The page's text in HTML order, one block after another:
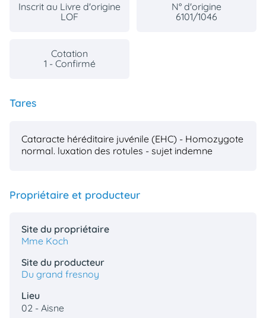
Inscrit au Livre d'origine
LOF
N° d'origine
6101/1046
Cotation
1 - Confirmé
Tares
Cataracte héréditaire juvénile (EHC) - Homozygote
normal. luxation des rotules - sujet indemne
Propriétaire et producteur
Site du propriétaire
Mme Koch
Site du producteur
Du grand fresnoy
Lieu
02 - Aisne